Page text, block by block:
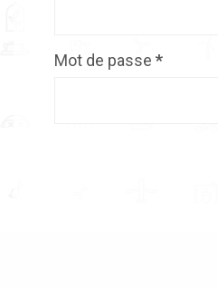
Mot de passe *